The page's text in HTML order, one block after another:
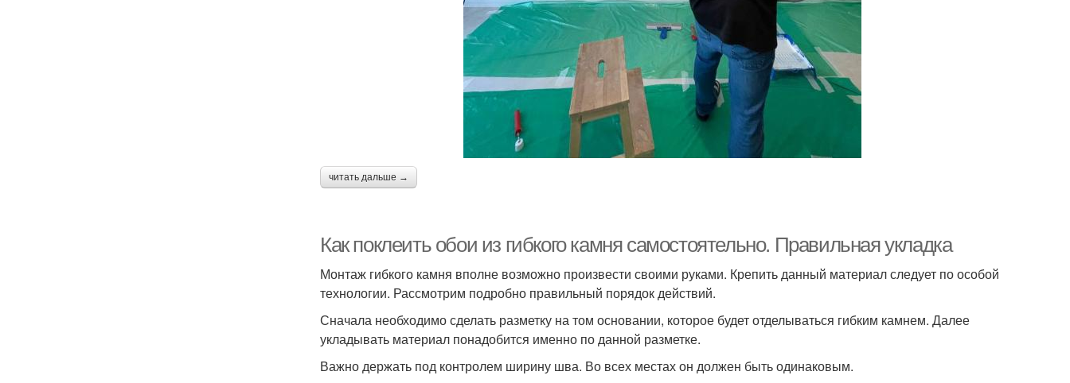
читать дальше →
Как поклеить обои из гибкого камня самостоятельно. Правильная укладка
Монтаж гибкого камня вполне возможно произвести своими руками. Крепить данный материал следует по особой
технологии. Рассмотрим подробно правильный порядок действий.
Сначала необходимо сделать разметку на том основании, которое будет отделываться гибким камнем. Далее
укладывать материал понадобится именно по данной разметке.
Важно держать под контролем ширину шва. Во всех местах он должен быть одинаковым.